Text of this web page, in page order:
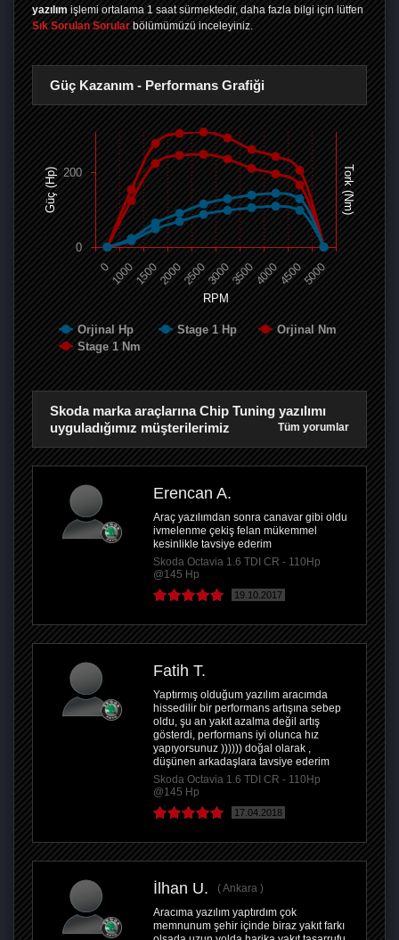
yazılım işlemi ortalama 1 saat sürmektedir, daha fazla bilgi için lütfen
Sık Sorulan Sorular bölümümüzü inceleyiniz.
Güç Kazanım - Performans Grafiği
RPM
Güç (Hp) Tork (Nm)
Orjinal Hp Stage 1 Hp
Orjinal Nm
Stage 1 Nm
0 100015002000250030003500400045005000
0
200
Skoda marka araçlarına Chip Tuning yazılımı
uyguladığımız müşterilerimiz
Tüm yorumlar
Erencan A.
Araç yazılımdan sonra canavar gibi oldu
ivmelenme çekiş felan mükemmel
kesinlikle tavsiye ederim
Skoda Octavia 1.6 TDI CR - 110Hp
@145 Hp
19.10.2017
Fatih T.
Yaptırmış olduğum yazılım aracımda
hissedilir bir performans artışına sebep
oldu, şu an yakıt azalma değil artış
gösterdi, performans iyi olunca hız
yapıyorsunuz )))))) doğal olarak ,
düşünen arkadaşlara tavsiye ederim
Skoda Octavia 1.6 TDI CR - 110Hp
@145 Hp
17.04.2018
İlhan U.
Ankara
Aracıma yazılım yaptırdım çok
memnunum şehir içinde biraz yakıt farkı